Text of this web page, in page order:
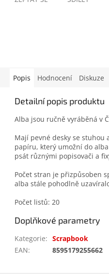
Popis Hodnocení Diskuze
Detailní popis produktu
Alba jsou ručně vyráběná v
Mají pevné desky se stuhou
papíru, který umožní do
psát různými popisovači a
Počet stran je přizpůsoben
alba stále pohodlně
Počet listů: 20
Doplňkové parametry
Kategorie: Scrapbook
EAN: 8595179255662